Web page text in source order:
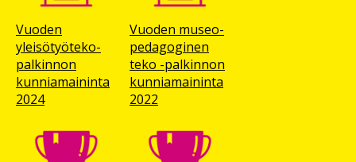
Vuoden
yleisötyöteko-
palkinnon
kunniamaininta
2024
Vuoden museo­
pedagoginen
teko -palkinnon
kunnia­maininta
2022